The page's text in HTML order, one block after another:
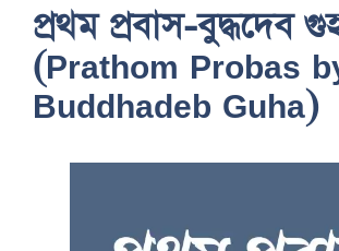
প্রথম প্রবাস-বুদ্ধদেব
(Prathom Probas
Buddhadeb Guha)